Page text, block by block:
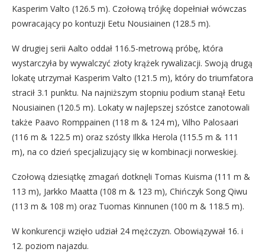
Kasperim Valto (126.5 m). Czołową trójkę dopełniał wówczas
powracający po kontuzji Eetu Nousiainen (128.5 m).
W drugiej serii Aalto oddał 116.5-metrową próbę, która
wystarczyła by wywalczyć złoty krążek rywalizacji. Swoją drugą
lokatę utrzymał Kasperim Valto (121.5 m), który do triumfatora
stracił 3.1 punktu. Na najniższym stopniu podium stanął Eetu
Nousiainen (120.5 m). Lokaty w najlepszej szóstce zanotowali
także Paavo Romppainen (118 m & 124 m), Vilho Palosaari
(116 m & 122.5 m) oraz szósty Ilkka Herola (115.5 m & 111
m), na co dzień specjalizujący się w kombinacji norweskiej.
Czołową dziesiątkę zmagań dotknęli Tomas Kuisma (111 m &
113 m), Jarkko Maatta (108 m & 123 m), Chińczyk Song Qiwu
(113 m & 108 m) oraz Tuomas Kinnunen (100 m & 118.5 m).
W konkurencji wzięło udział 24 mężczyzn. Obowiązywał 16. i
12. poziom najazdu.